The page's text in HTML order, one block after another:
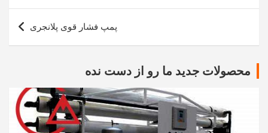
پمپ فشار قوی پلانجری
محصولات جدید ما رو از دست نده